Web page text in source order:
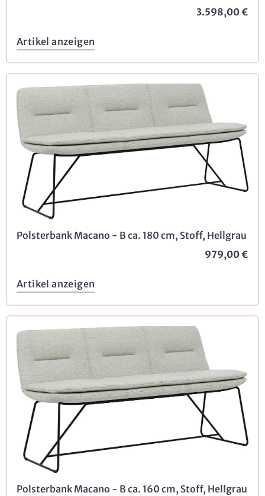
3.598,00 €
Artikel anzeigen
Polsterbank Macano - B ca. 180 cm, Stoff, Hellgrau
979,00 €
Artikel anzeigen
Polsterbank Macano - B ca. 160 cm, Stoff, Hellgrau